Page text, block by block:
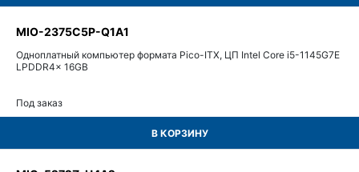
MIO-2375C5P-Q1A1
Одноплатный компьютер формата Pico-ITX, ЦП Intel Core i5-1145G7E
LPDDR4x 16GB
Под заказ
В КОРЗИНУ